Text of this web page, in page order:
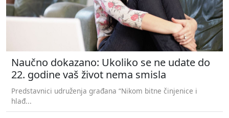
Naučno dokazano: Ukoliko se ne udate do
22. godine vaš život nema smisla
Predstavnici udruženja građana “Nikom bitne činjenice i
hlađ...